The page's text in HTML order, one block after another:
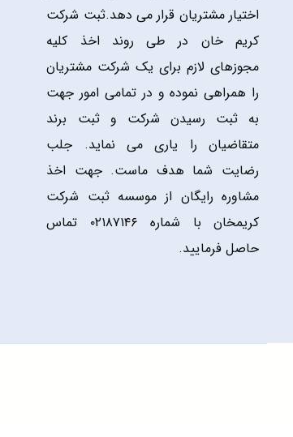
اختیار مشتریان قرار می دهد.ثبت شرکت
کریم خان در طی روند اخذ کلیه
مجوزهای لازم برای یک شرکت مشتریان
را همراهی نموده و در تمامی امور جهت
به ثبت رسیدن شرکت و ثبت برند
متقاضیان را یاری می نماید. جلب
رضایت شما هدف ماست. جهت اخذ
مشاوره رایگان از موسسه ثبت شرکت
کریمخان با شماره ۰۲۱۸۷۱۴۶ تماس
حاصل فرمایید.